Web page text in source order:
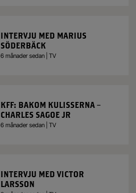
INTERVJU MED MARIUS
SÖDERBÄCK
6 månader sedan | TV
KFF: BAKOM KULISSERNA –
CHARLES SAGOE JR
6 månader sedan | TV
INTERVJU MED VICTOR
LARSSON